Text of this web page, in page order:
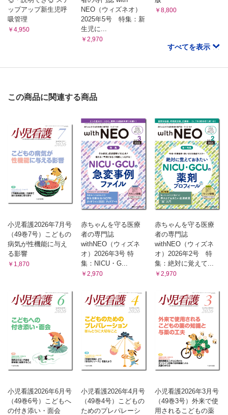
ップアップ新生児呼
吸管理
￥4,950
NEO（ウィズネオ）
2025年5号 特集：新
生児に...
￥2,970
￥8,800
すべてを表示
この商品に関連する商品
小児看護2026年7月号
（49巻7号）こどもの
病気が性機能に与え
る影響
￥1,870
赤ちゃんを守る医療
者の専門誌
withNEO（ウィズネ
オ）2026年3号 特
集：NICU・G...
￥2,970
赤ちゃんを守る医療
者の専門誌
withNEO（ウィズネ
オ）2026年2号 特
集：絶対に覚えて...
￥2,970
小児看護2026年6月号
（49巻6号）こどもへ
の付き添い・面会
小児看護2026年4月号
（49巻4号）こどもの
ためのプレパレーシ
小児看護2026年3月号
（49巻3号）外来で使
用されるこどもの薬